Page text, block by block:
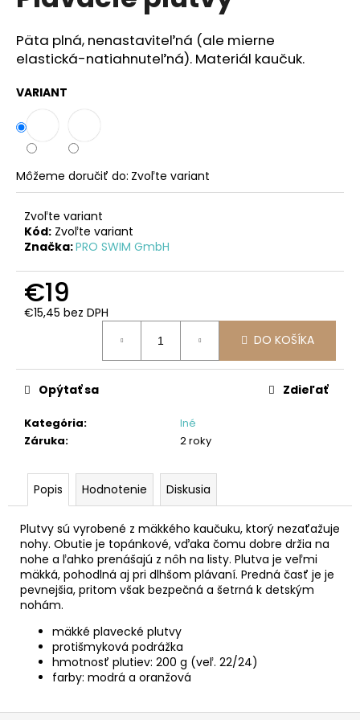
z
5
hviezdičiek.
Päta plná, nenastaviteľná (ale mierne
elastická-natiahnuteľná). Materiál kaučuk.
VARIANT
Môžeme doručiť do: Zvoľte variant
Zvoľte variant
Kód: Zvoľte variant
Značka:PRO SWIM GmbH
€19
€15,45 bez DPH
DO KOŠÍKA
Kategória:
Iné
Záruka: 2 roky
Opýtať sa Zdieľať
Popis Hodnotenie Diskusia
Plutvy sú vyrobené z mäkkého kaučuku, ktorý nezaťažuje
nohy. Obutie je topánkové, vďaka čomu dobre držia na
nohe a ľahko prenášajú z nôh na listy. Plutva je veľmi
mäkká, pohodlná aj pri dlhšom plávaní. Predná časť je je
pevnejšia, pritom však bezpečná a šetrná k detským
nohám.
mäkké plavecké plutvy
protišmyková podrážka
hmotnosť plutiev: 200 g (veľ. 22/24)
farby: modrá a oranžová
j
s
ť
?
O
d
p
o
a
m
e
STAVEBNICA
GLOW
IN
DARK
-
SVIETIACA
V
TME-
16-
DIELNA
SÚPRAVA
€36,99